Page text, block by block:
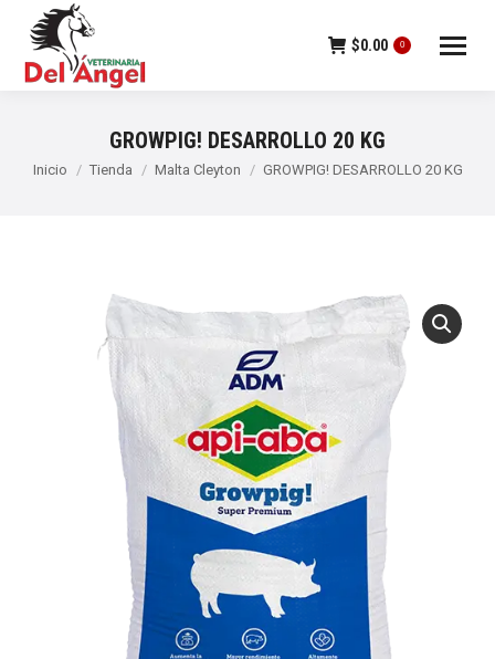
$0.00 0
GROWPIG! DESARROLLO 20 KG
Estás aquí:
Inicio Tienda Malta Cleyton GROWPIG! DESARROLLO 20 KG